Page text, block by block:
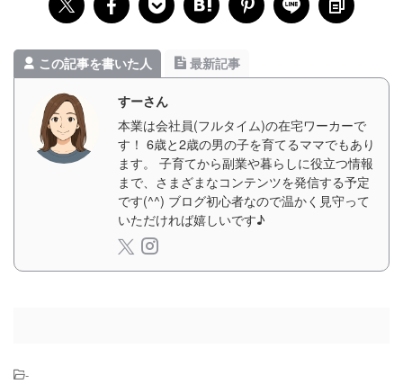
この記事を書いた人 最新記事
すーさん
本業は会社員(フルタイム)の在宅ワーカーで
す！ 6歳と2歳の男の子を育てるママでもあり
ます。 子育てから副業や暮らしに役立つ情報
まで、さまざまなコンテンツを発信する予定
です(^^) ブログ初心者なので温かく見守って
いただければ嬉しいです♪
-